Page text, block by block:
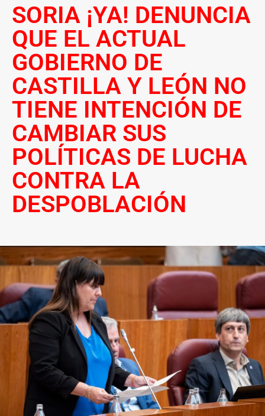
SORIA ¡YA! DENUNCIA
QUE EL ACTUAL
GOBIERNO DE
CASTILLA Y LEÓN NO
TIENE INTENCIÓN DE
CAMBIAR SUS
POLÍTICAS DE LUCHA
CONTRA LA
DESPOBLACIÓN